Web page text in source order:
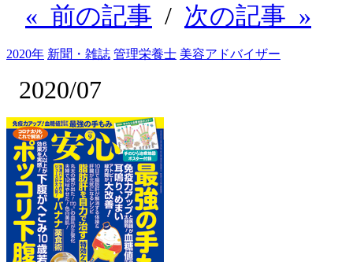
« 前の記事 / 次の記事 »
2020年 新聞・雑誌 管理栄養士 美容アドバイザー
2020/07